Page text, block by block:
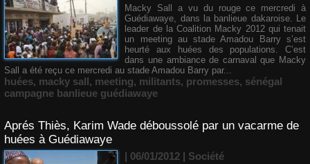
Macky Sall a vu du rouge ce mercredi à
Guédiawaye, dans la banlieue dakaroise. Le
leader de la Coalition Macky 2012 qui tenait
un meeting au stade Amadou Barry s’est
heurté aux huées des populations. C’est
dans une ambiance de carnaval que Macky
Sall a été reçu ce mercredi au stade Amadou Barry par...
huées, macky sall, meeting, militants, promesses, sénégal
campagne banlieue guédiawaye
Aprés Thiès, Karim Wade déboussolé par un vacarme de
huées à Guédiawaye
| 06/01/2012 | Société